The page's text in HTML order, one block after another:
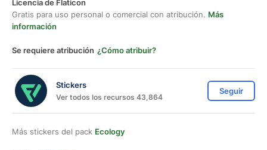
Licencia de Flaticon
Gratis para uso personal o comercial con atribución. Más
información
Se requiere atribución ¿Cómo atribuir?
Stickers
Ver todos los recursos 43,864
Seguir
Más stickers del pack Ecology